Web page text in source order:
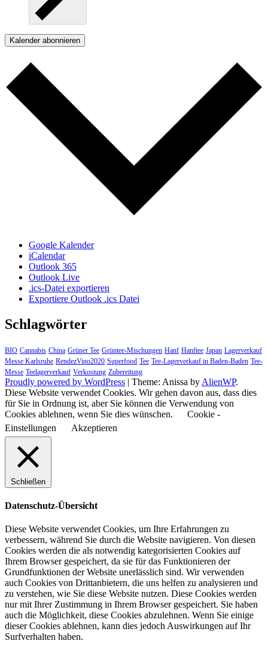
Kalender abonnieren
Google Kalender
iCalendar
Outlook 365
Outlook Live
.ics-Datei exportieren
Exportiere Outlook .ics Datei
Schlagwörter
BIO Cannabis China Grüner Tee Grüntee-Mischungen Hanf Hanftee Japan Lagerverkauf
Messe Karlsruhe RendezVino2020 Superfood Tee Tee-Lagerverkauf in Baden-Baden Tee-
Messe Teelagerverkauf Verkostung Zubereitung
Proudly powered by WordPress | Theme: Anissa by AlienWP.
Diese Website verwendet Cookies. Wir gehen davon aus, dass dies
für Sie in Ordnung ist, aber Sie können die Verwendung von
Cookies ablehnen, wenn Sie dies wünschen.
Cookie -
Einstellungen
Akzeptieren
Schließen
Datenschutz-Übersicht
Diese Website verwendet Cookies, um Ihre Erfahrungen zu
verbessern, während Sie durch die Website navigieren. Von diesen
Cookies werden die als notwendig kategorisierten Cookies auf
Ihrem Browser gespeichert, da sie für das Funktionieren der
Grundfunktionen der Website unerlässlich sind. Wir verwenden
auch Cookies von Drittanbietern, die uns helfen zu analysieren und
zu verstehen, wie Sie diese Website nutzen. Diese Cookies werden
nur mit Ihrer Zustimmung in Ihrem Browser gespeichert. Sie haben
auch die Möglichkeit, diese Cookies abzulehnen. Wenn Sie einige
dieser Cookies ablehnen, kann dies jedoch Auswirkungen auf Ihr
Surfverhalten haben.